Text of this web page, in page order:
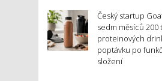
Český startup
sedm měsíců 200
proteinových
poptávku po
složení